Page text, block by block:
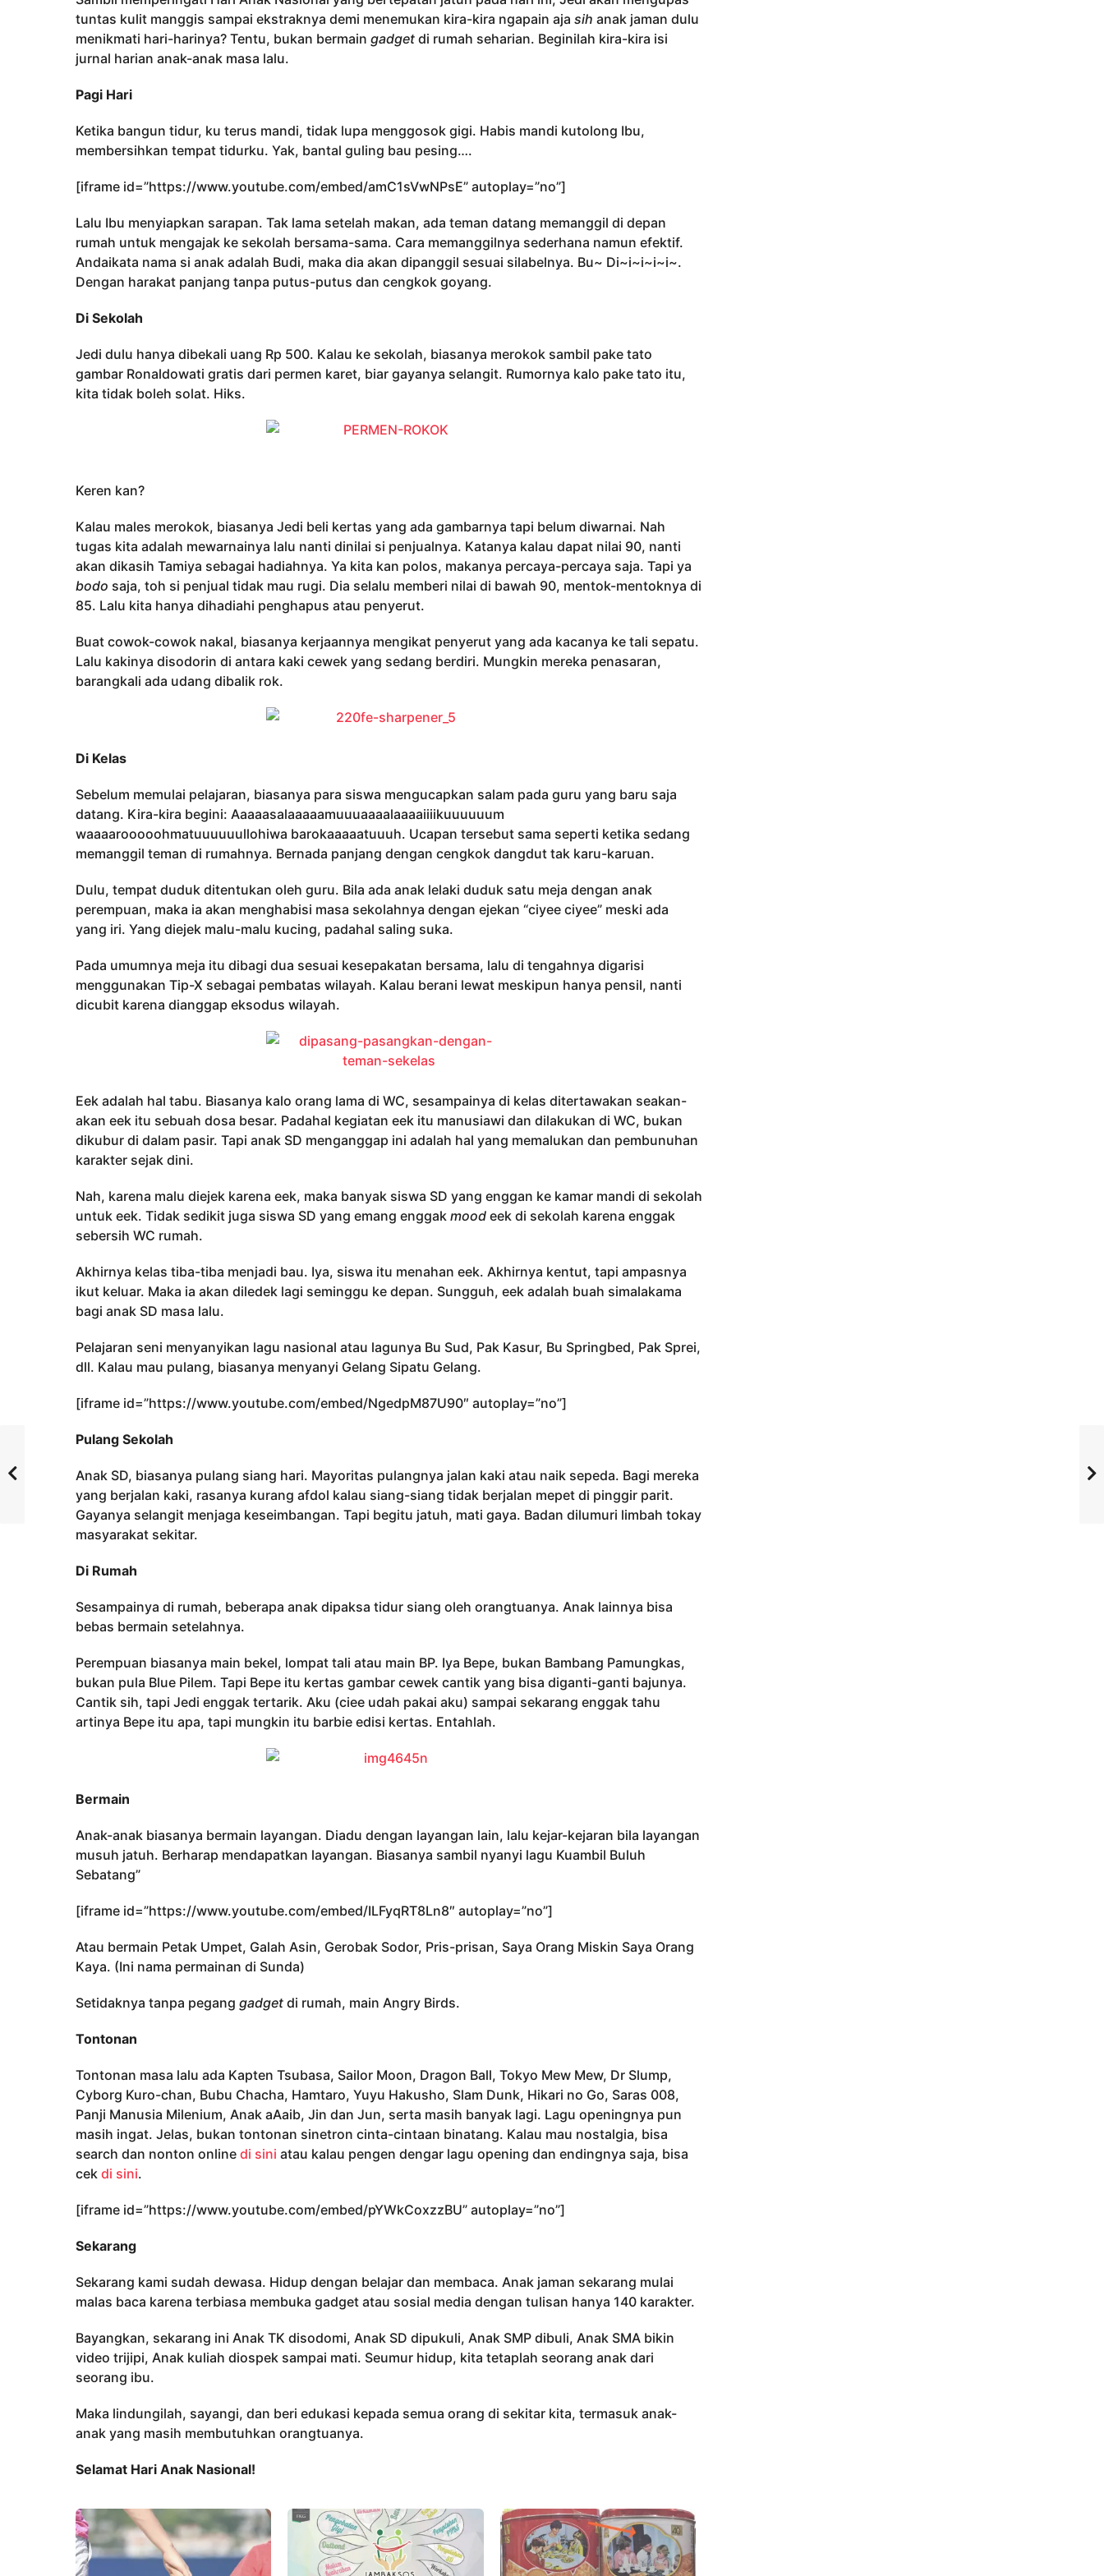
h
u
n
a
g
o
tuntas kulit manggis sampai ekstraknya demi menemukan kira-kira ngapain aja sih anak jaman dulu
menikmati hari-harinya? Tentu, bukan bermain gadget di rumah seharian. Beginilah kira-kira isi
jurnal harian anak-anak masa lalu.
Pagi Hari
Ketika bangun tidur, ku terus mandi, tidak lupa menggosok gigi. Habis mandi kutolong Ibu,
membersihkan tempat tidurku. Yak, bantal guling bau pesing….
[iframe id=”https://www.youtube.com/embed/amC1sVwNPsE” autoplay=”no”]
Lalu Ibu menyiapkan sarapan. Tak lama setelah makan, ada teman datang memanggil di depan
rumah untuk mengajak ke sekolah bersama-sama. Cara memanggilnya sederhana namun efektif.
Andaikata nama si anak adalah Budi, maka dia akan dipanggil sesuai silabelnya. Bu~ Di~i~i~i~i~.
Dengan harakat panjang tanpa putus-putus dan cengkok goyang.
Di Sekolah
Jedi dulu hanya dibekali uang Rp 500. Kalau ke sekolah, biasanya merokok sambil pake tato
gambar Ronaldowati gratis dari permen karet, biar gayanya selangit. Rumornya kalo pake tato itu,
kita tidak boleh solat. Hiks.
Keren kan?
Kalau males merokok, biasanya Jedi beli kertas yang ada gambarnya tapi belum diwarnai. Nah
tugas kita adalah mewarnainya lalu nanti dinilai si penjualnya. Katanya kalau dapat nilai 90, nanti
akan dikasih Tamiya sebagai hadiahnya. Ya kita kan polos, makanya percaya-percaya saja. Tapi ya
bodo saja, toh si penjual tidak mau rugi. Dia selalu memberi nilai di bawah 90, mentok-mentoknya di
85. Lalu kita hanya dihadiahi penghapus atau penyerut.
Buat cowok-cowok nakal, biasanya kerjaannya mengikat penyerut yang ada kacanya ke tali sepatu.
Lalu kakinya disodorin di antara kaki cewek yang sedang berdiri. Mungkin mereka penasaran,
barangkali ada udang dibalik rok.
Di Kelas
Sebelum memulai pelajaran, biasanya para siswa mengucapkan salam pada guru yang baru saja
datang. Kira-kira begini: Aaaaasalaaaaamuuuaaaalaaaaiiiikuuuuuum
waaaarooooohmatuuuuuullohiwa barokaaaaatuuuh. Ucapan tersebut sama seperti ketika sedang
memanggil teman di rumahnya. Bernada panjang dengan cengkok dangdut tak karu-karuan.
Dulu, tempat duduk ditentukan oleh guru. Bila ada anak lelaki duduk satu meja dengan anak
perempuan, maka ia akan menghabisi masa sekolahnya dengan ejekan “ciyee ciyee” meski ada
yang iri. Yang diejek malu-malu kucing, padahal saling suka.
Pada umumnya meja itu dibagi dua sesuai kesepakatan bersama, lalu di tengahnya digarisi
menggunakan Tip-X sebagai pembatas wilayah. Kalau berani lewat meskipun hanya pensil, nanti
dicubit karena dianggap eksodus wilayah.
Eek adalah hal tabu. Biasanya kalo orang lama di WC, sesampainya di kelas ditertawakan seakan-
akan eek itu sebuah dosa besar. Padahal kegiatan eek itu manusiawi dan dilakukan di WC, bukan
dikubur di dalam pasir. Tapi anak SD menganggap ini adalah hal yang memalukan dan pembunuhan
karakter sejak dini.
Nah, karena malu diejek karena eek, maka banyak siswa SD yang enggan ke kamar mandi di sekolah
untuk eek. Tidak sedikit juga siswa SD yang emang enggak mood eek di sekolah karena enggak
sebersih WC rumah.
Akhirnya kelas tiba-tiba menjadi bau. Iya, siswa itu menahan eek. Akhirnya kentut, tapi ampasnya
ikut keluar. Maka ia akan diledek lagi seminggu ke depan. Sungguh, eek adalah buah simalakama
bagi anak SD masa lalu.
Pelajaran seni menyanyikan lagu nasional atau lagunya Bu Sud, Pak Kasur, Bu Springbed, Pak Sprei,
dll. Kalau mau pulang, biasanya menyanyi Gelang Sipatu Gelang.
[iframe id=”https://www.youtube.com/embed/NgedpM87U90″ autoplay=”no”]
Pulang Sekolah
Anak SD, biasanya pulang siang hari. Mayoritas pulangnya jalan kaki atau naik sepeda. Bagi mereka
yang berjalan kaki, rasanya kurang afdol kalau siang-siang tidak berjalan mepet di pinggir parit.
Gayanya selangit menjaga keseimbangan. Tapi begitu jatuh, mati gaya. Badan dilumuri limbah tokay
masyarakat sekitar.
Di Rumah
Sesampainya di rumah, beberapa anak dipaksa tidur siang oleh orangtuanya. Anak lainnya bisa
bebas bermain setelahnya.
Perempuan biasanya main bekel, lompat tali atau main BP. Iya Bepe, bukan Bambang Pamungkas,
bukan pula Blue Pilem. Tapi Bepe itu kertas gambar cewek cantik yang bisa diganti-ganti bajunya.
Cantik sih, tapi Jedi enggak tertarik. Aku (ciee udah pakai aku) sampai sekarang enggak tahu
artinya Bepe itu apa, tapi mungkin itu barbie edisi kertas. Entahlah.
Bermain
Anak-anak biasanya bermain layangan. Diadu dengan layangan lain, lalu kejar-kejaran bila layangan
musuh jatuh. Berharap mendapatkan layangan. Biasanya sambil nyanyi lagu Kuambil Buluh
Sebatang”
[iframe id=”https://www.youtube.com/embed/ILFyqRT8Ln8″ autoplay=”no”]
Atau bermain Petak Umpet, Galah Asin, Gerobak Sodor, Pris-prisan, Saya Orang Miskin Saya Orang
Kaya. (Ini nama permainan di Sunda)
Setidaknya tanpa pegang gadget di rumah, main Angry Birds.
Tontonan
Tontonan masa lalu ada Kapten Tsubasa, Sailor Moon, Dragon Ball, Tokyo Mew Mew, Dr Slump,
Cyborg Kuro-chan, Bubu Chacha, Hamtaro, Yuyu Hakusho, Slam Dunk, Hikari no Go, Saras 008,
Panji Manusia Milenium, Anak aAaib, Jin dan Jun, serta masih banyak lagi. Lagu openingnya pun
masih ingat. Jelas, bukan tontonan sinetron cinta-cintaan binatang. Kalau mau nostalgia, bisa
search dan nonton online di sini atau kalau pengen dengar lagu opening dan endingnya saja, bisa
cek di sini.
[iframe id=”https://www.youtube.com/embed/pYWkCoxzzBU” autoplay=”no”]
Sekarang
Sekarang kami sudah dewasa. Hidup dengan belajar dan membaca. Anak jaman sekarang mulai
malas baca karena terbiasa membuka gadget atau sosial media dengan tulisan hanya 140 karakter.
Bayangkan, sekarang ini Anak TK disodomi, Anak SD dipukuli, Anak SMP dibuli, Anak SMA bikin
video trijipi, Anak kuliah diospek sampai mati. Seumur hidup, kita tetaplah seorang anak dari
seorang ibu.
Maka lindungilah, sayangi, dan beri edukasi kepada semua orang di sekitar kita, termasuk anak-
anak yang masih membutuhkan orangtuanya.
Selamat Hari Anak Nasional!